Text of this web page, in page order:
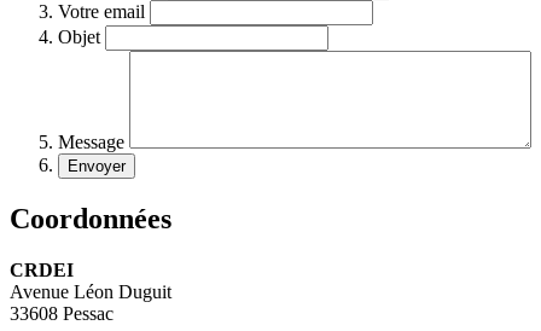
Votre email
Objet
Message
Coordonnées
CRDEI
Avenue Léon Duguit
33608 Pessac